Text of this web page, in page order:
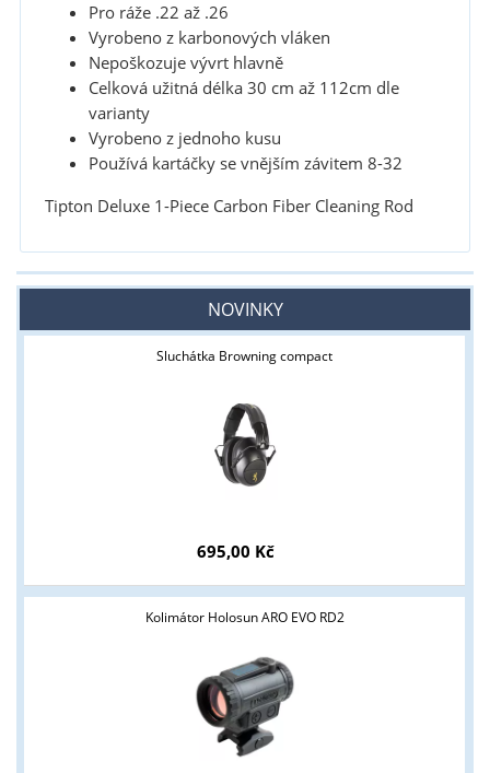
Pro ráže .22 až .26
Vyrobeno z karbonových vláken
Nepoškozuje vývrt hlavně
Celková užitná délka 30 cm až 112cm dle
varianty
Vyrobeno z jednoho kusu
Používá kartáčky se vnějším závitem 8-32
Tipton Deluxe 1-Piece Carbon Fiber Cleaning Rod
NOVINKY
Sluchátka Browning compact
695,00 Kč
Kolimátor Holosun ARO EVO RD2